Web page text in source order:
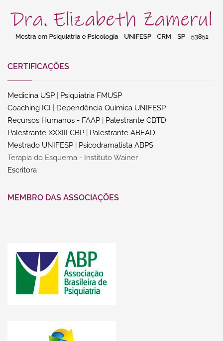
CERTIFICAÇÕES
Medicina USP
Psiquiatria FMUSP
Coaching ICI
Dependência Química UNIFESP
Recursos Humanos - FAAP
Palestrante CBTD
Palestrante XXXIII CBP
Palestrante ABEAD
Mestrado UNIFESP
Psicodramatista ABPS
Terapia do Esquema - Instituto Wainer
Escritora
MEMBRO DAS ASSOCIAÇÕES